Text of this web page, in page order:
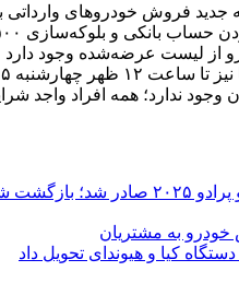
جدید فروش خودروهای وارداتی
و بلوکه‌سازی ۵۰۰ میلیون تومان
مرداد تمدید شده است
ندارد؛ همه افراد واجد